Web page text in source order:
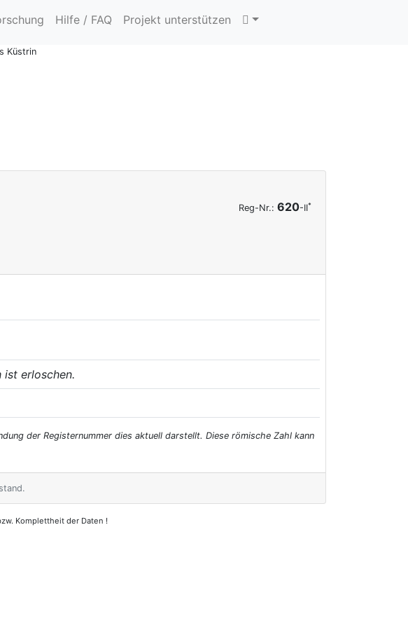
Hilfe / FAQ Projekt unterstützen
Küstrin
Reg-Nr.: 620-II*
ist erloschen.
der Registernummer dies aktuell darstellt. Diese römische Zahl kann
Komplettheit der Daten !